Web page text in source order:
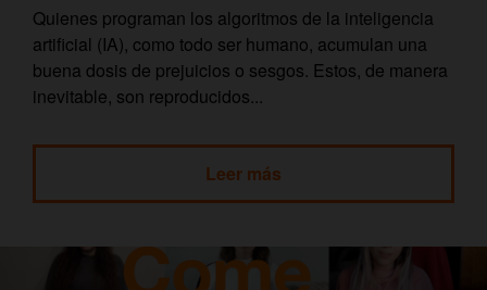
Quienes programan los algoritmos de la inteligencia
artificial (IA), como todo ser humano, acumulan una
buena dosis de prejuicios o sesgos. Estos, de manera
inevitable, son reproducidos...
Leer más